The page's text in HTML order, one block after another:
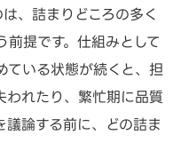
、詰まりどころの多く
提です。仕組みとして
ている状態が続くと、担
われたり、繁忙期に品質
議論する前に、どの詰ま